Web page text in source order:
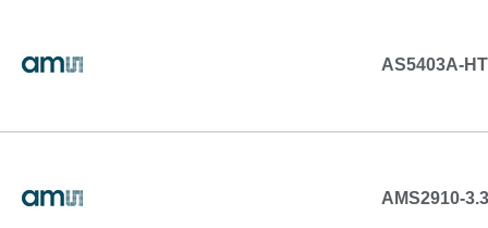
AS5403A-
AMS2910-3.3